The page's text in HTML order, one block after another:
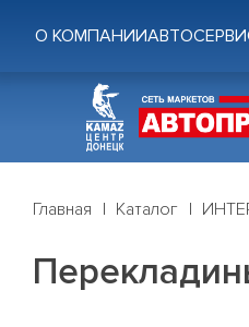
О КОМПАНИИ
Главная Каталог